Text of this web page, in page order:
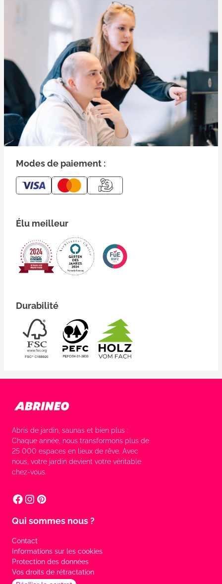
Modes de paiement :
Élu meilleur
Durabilité
Abris de jardin, saunas et bien plus :
Chaque année, nous transformons plus de
25 000 espaces en lieux de rêve. Avec
nous, votre jardin devient votre véritable
chez-vous.
Qui sommes nous ?
Contact
Informations sur les cookies
Protection des données
Vos droits de rétractation